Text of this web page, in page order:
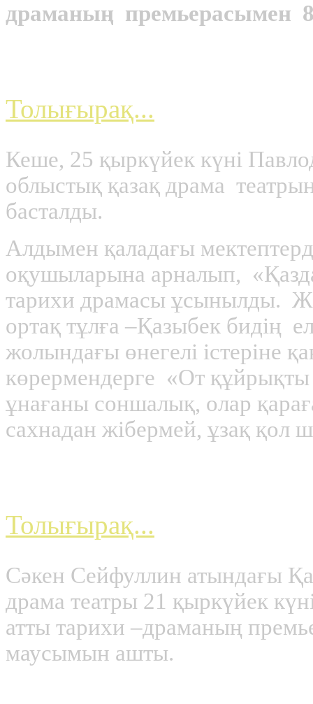
драманың
Толығырақ...
Кеше, 25 қыркүйек күні
облыстық қазақ драма
басталды.
Алдымен қаладағы
оқушыларына арналып,
тарихи драмасы ұсынылды.
ортақ тұлға –Қазыбек бидің
жолындағы өнегелі істеріне
көрермендерге «От
ұнағаны соншалық, олар
сахнадан жібермей, ұзақ қол
Толығырақ...
Сәкен Сейфуллин атындағы
драма театры 21 қыркүйек
атты тарихи –драманың
маусымын ашты.